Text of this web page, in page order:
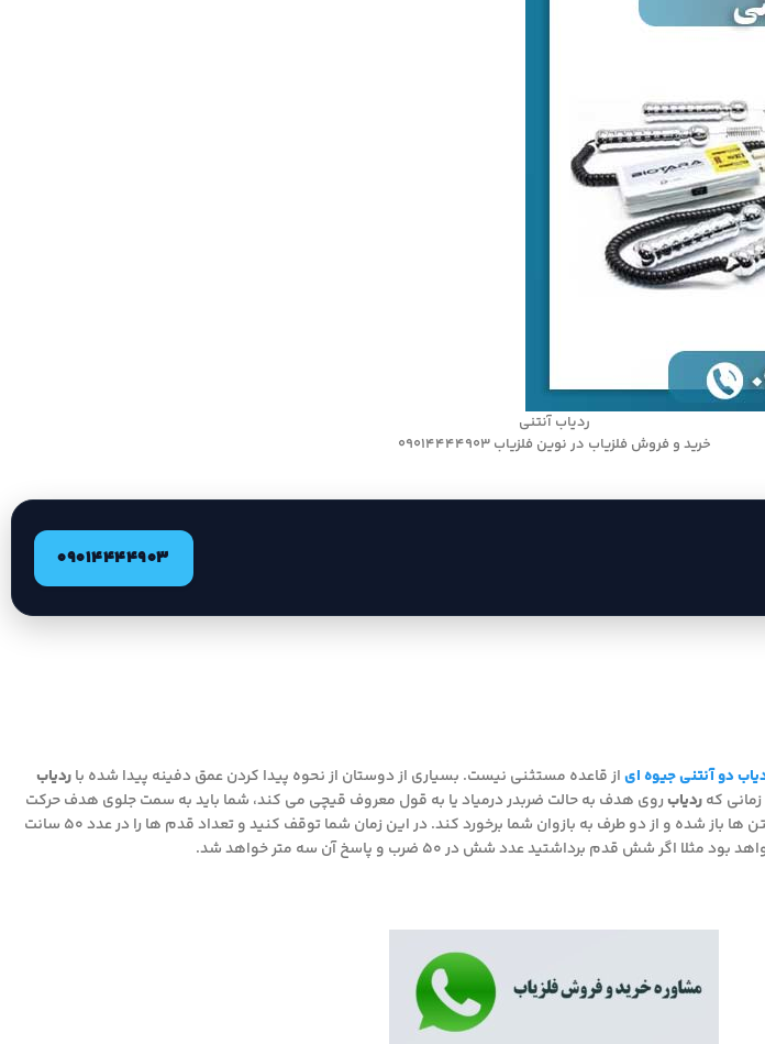
ردیاب آنتنی
خرید و فروش فلزیاب در نوین فلزیاب 09014444903
09014444903
دو آنتنی جیوه ایاز قاعده مستثنی نیست. بسیاری از دوستان از نحوه پیدا کردن عمق دفینه پیدا شده باردیاب
زمانی کهردیابروی هدف به حالت ضربدر درمیاد یا به قول معروف قیچی می کند، شما باید به سمت جلوی هدف حرکت
کنید و تعداد قدم های خود را بشمارید تا جایی که آنتن ها باز شده و از دو طرف به بازوان شما برخورد کند. در این زمان شما توقف کنید و تعداد قدم ها را در عدد ۵۰ سانت
قدم برداشتید عدد شش در ۵۰ ضرب و پاسخ آن سه متر خواهد شد.